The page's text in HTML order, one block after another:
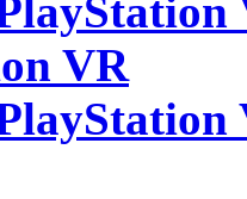
VR